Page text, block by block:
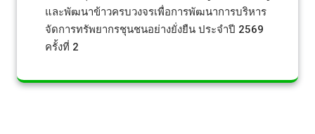
และพัฒนาข้าวครบวงจรเพื่อการพัฒนาการบริหาร
จัดการทรัพยากรชุนชนอย่างยั่งยืน ประจำปี 2569
ครั้งที่ 2